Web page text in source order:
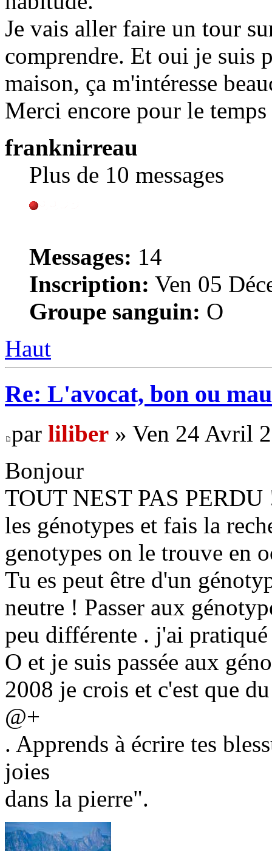
Je vais aller faire un tour
comprendre. Et oui je suis
maison, ça m'intéresse
Merci encore pour le
franknirreau
Plus de 10 messages
Messages: 14
Inscription: Ven 05
Groupe sanguin: O
Haut
Re: L'avocat, bon ou
par liliber » Ven 24 Avril
Bonjour
TOUT NEST PAS PERDU
les génotypes et fais la
genotypes on le trouve en
Tu es peut être d'un
neutre ! Passer aux
peu différente . j'ai
O et je suis passée aux
2008 je crois et c'est que
@+
. Apprends à écrire tes
joies
dans la pierre".